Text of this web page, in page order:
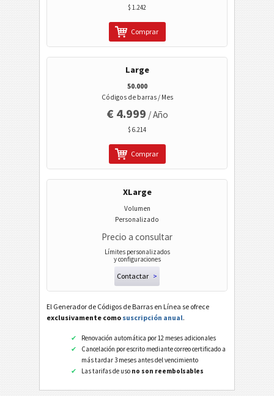
Códigos ISBN
Tarjetas de visita
Código Wi-Fi
$ 1.242
Comprar
Large
50.000
Códigos de barras / Mes
€ 4.999 / Año
$ 6.214
Comprar
XLarge
Volumen
Personalizado
Precio a consultar
Límites personalizados
y configuraciones
Contactar >
El Generador de Códigos de Barras en Línea se ofrece
exclusivamente como suscripción anual.
Renovación automática por 12 meses adicionales
Cancelación por escrito mediante correo certificado a
más tardar 3 meses antes del vencimiento
Las tarifas de uso no son reembolsables